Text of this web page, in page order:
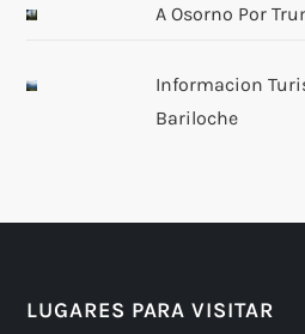
A Osorno Por
Informacion
Bariloche
LUGARES PARA VISITAR